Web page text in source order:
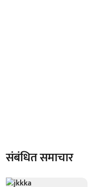
संबंधित समाचार